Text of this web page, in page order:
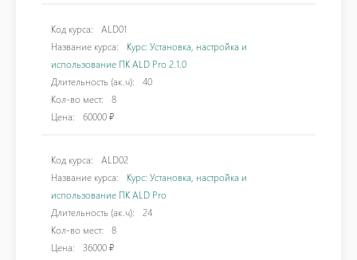
Код курса:
ALD01
Название курса:
Курс: Установка, настройка и
использование ПК ALD Pro 2.1.0
Длительность (ак.ч):
40
Кол-во мест:
8
Цена:
60000 ₽
Код курса:
ALD02
Название курса:
Курс: Установка, настройка и
использование ПК ALD Pro
Длительность (ак.ч):
24
Кол-во мест:
8
Цена:
36000 ₽